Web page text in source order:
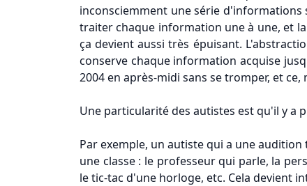
inconsciemment une série d'informations
traiter chaque information une à une, et
ça devient aussi très épuisant.
conserve chaque information acquise
2004 en après-midi sans se tromper, et
Une particularité des autistes est qu'il y a
Par exemple, un autiste qui a une
une classe : le professeur qui parle, la
le tic-tac d'une horloge, etc. Cela devient